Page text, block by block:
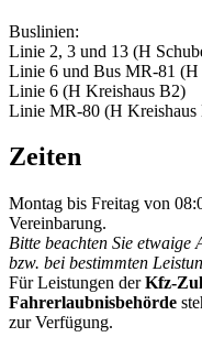
Buslinien:
Linie 2, 3 und 13 (H
Linie 6 und Bus MR-81 (H
Linie 6 (H Kreishaus B2)
Linie MR-80 (H Kreishaus
Zeiten
Montag bis Freitag von
Vereinbarung.
Bitte beachten Sie etwaige
bzw. bei bestimmten
Für Leistungen derKfz-
Fahrerlaubnisbehörde
zur Verfügung.